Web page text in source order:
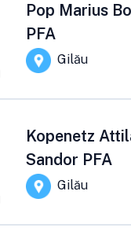
Pop Marius
PFA
Gilău
Kopenetz
Sandor PFA
Gilău